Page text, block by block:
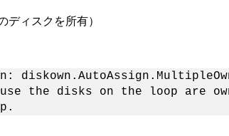
ィスクを所有）
the disks on the loop are